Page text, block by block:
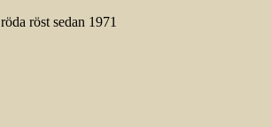
röst sedan 1971